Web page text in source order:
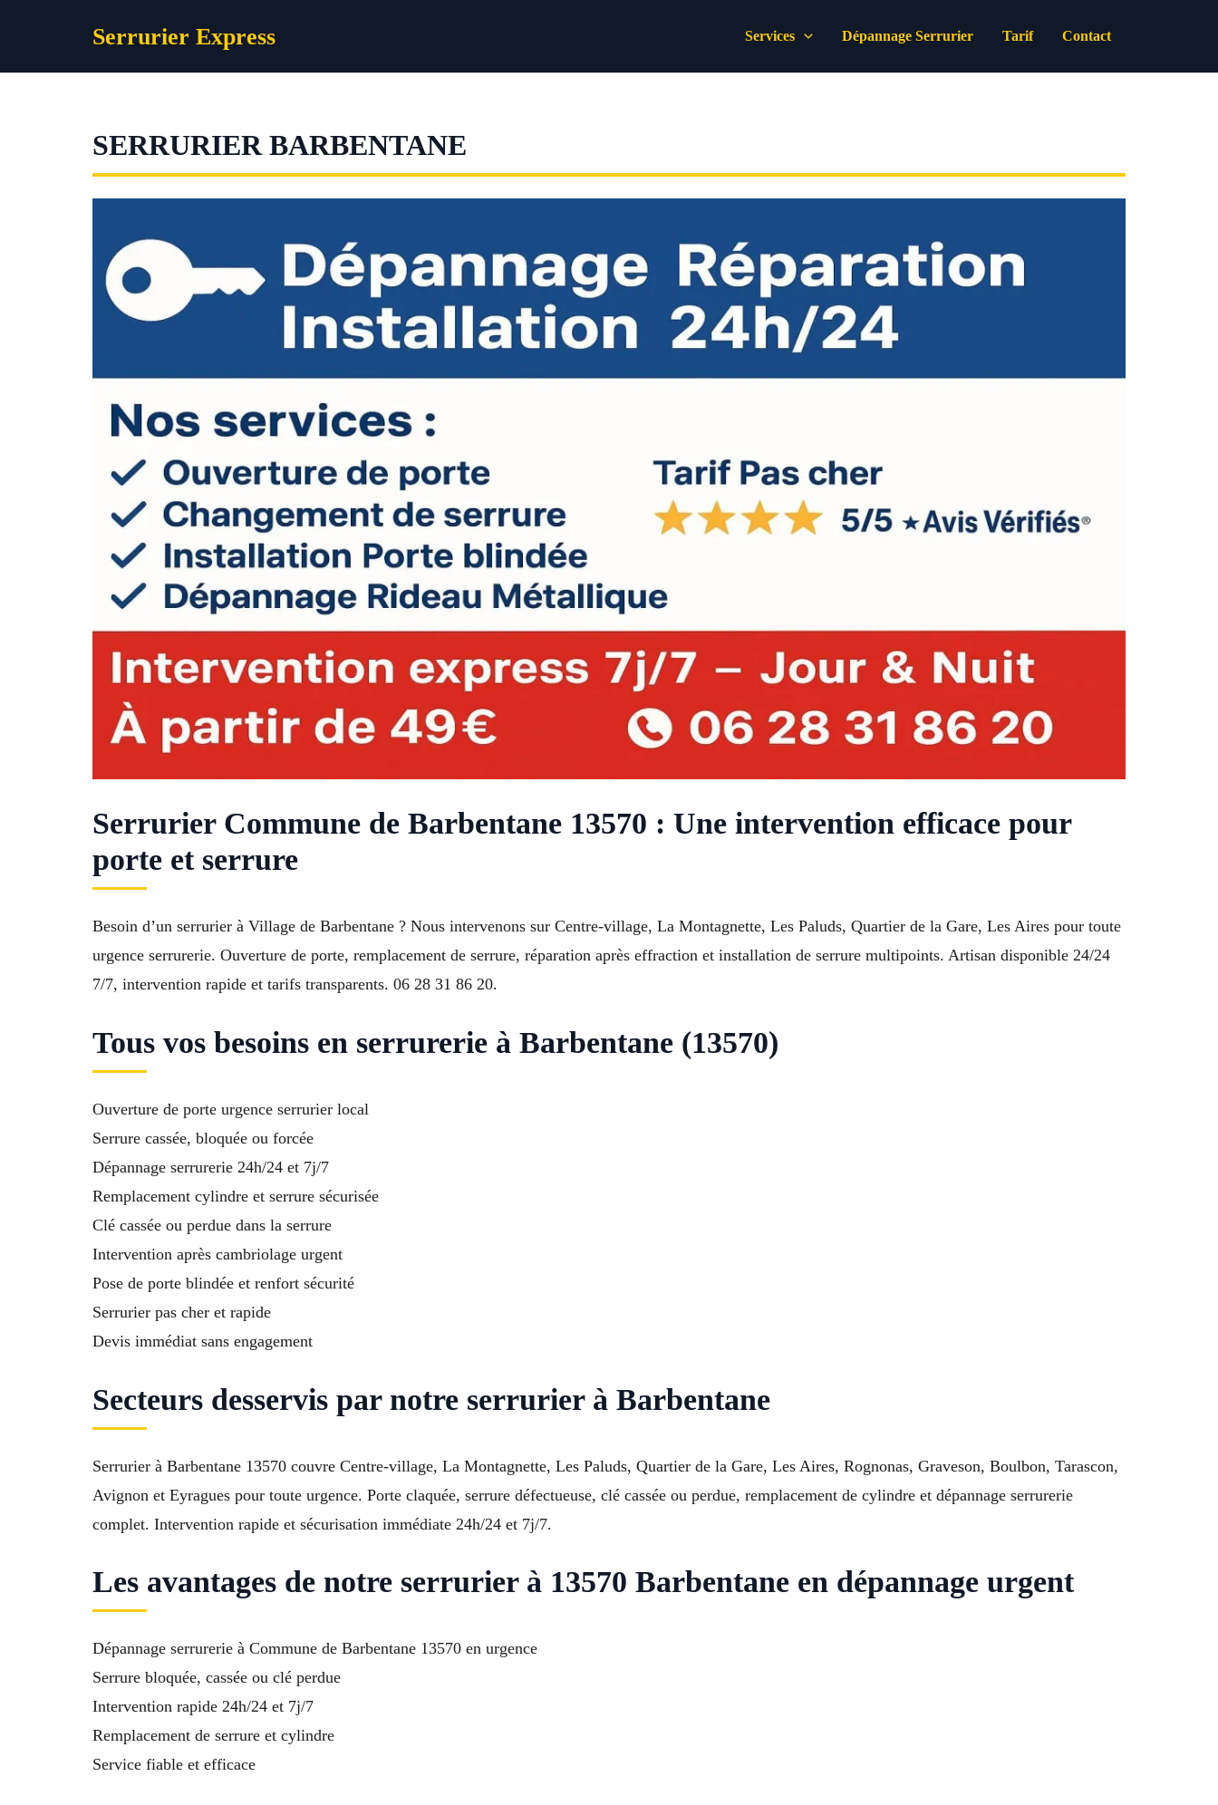
Serrurier Express Services Dépannage Serrurier Tarif Contact
SERRURIER BARBENTANE
Serrurier Commune de Barbentane 13570 : Une intervention efficace pour
porte et serrure
Besoin d’un serrurier à Village de Barbentane ? Nous intervenons sur Centre-village, La Montagnette, Les Paluds, Quartier de la Gare, Les Aires pour toute
urgence serrurerie. Ouverture de porte, remplacement de serrure, réparation après effraction et installation de serrure multipoints. Artisan disponible 24/24
7/7, intervention rapide et tarifs transparents. 06 28 31 86 20.
Tous vos besoins en serrurerie à Barbentane (13570)
Ouverture de porte urgence serrurier local
Serrure cassée, bloquée ou forcée
Dépannage serrurerie 24h/24 et 7j/7
Remplacement cylindre et serrure sécurisée
Clé cassée ou perdue dans la serrure
Intervention après cambriolage urgent
Pose de porte blindée et renfort sécurité
Serrurier pas cher et rapide
Devis immédiat sans engagement
Secteurs desservis par notre serrurier à Barbentane
Serrurier à Barbentane 13570 couvre Centre-village, La Montagnette, Les Paluds, Quartier de la Gare, Les Aires, Rognonas, Graveson, Boulbon, Tarascon,
Avignon et Eyragues pour toute urgence. Porte claquée, serrure défectueuse, clé cassée ou perdue, remplacement de cylindre et dépannage serrurerie
complet. Intervention rapide et sécurisation immédiate 24h/24 et 7j/7.
Les avantages de notre serrurier à 13570 Barbentane en dépannage urgent
Dépannage serrurerie à Commune de Barbentane 13570 en urgence
Serrure bloquée, cassée ou clé perdue
Intervention rapide 24h/24 et 7j/7
Remplacement de serrure et cylindre
Service fiable et efficace